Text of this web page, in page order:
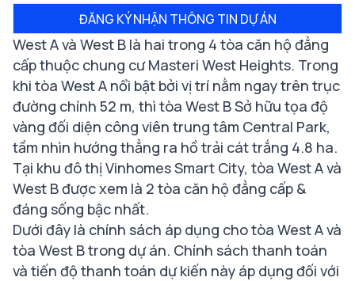
ĐĂNG KÝ NHẬN THÔNG TIN DỰ ÁN
West A và West B là hai trong 4 tòa căn hộ đẳng
cấp thuộc chung cư Masteri West Heights. Trong
khi tòa West A nổi bật bởi vị trí nằm ngay trên trục
đường chính 52 m, thì tòa West B Sở hữu tọa độ
vàng đối diện công viên trung tâm Central Park,
tầm nhìn hướng thẳng ra hồ trải cát trắng 4.8 ha.
Tại khu đô thị Vinhomes Smart City, tòa West A và
West B được xem là 2 tòa căn hộ đẳng cấp &
đáng sống bậc nhất.
Dưới đây là chính sách áp dụng cho tòa West A và
tòa West B trong dự án. Chính sách thanh toán
và tiến độ thanh toán dự kiến này áp dụng đối với